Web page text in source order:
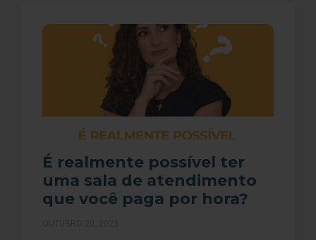
É realmente possível ter
uma sala de atendimento
que você paga por hora?